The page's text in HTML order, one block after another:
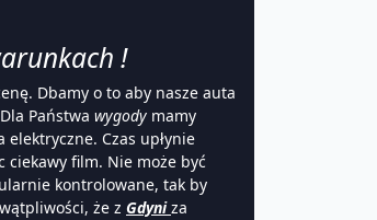
!
Dbamy o to aby nasze auta
Państwa wygody mamy
Czas upłynie
film. Nie może być
kontrolowane, tak by
że z Gdyniza